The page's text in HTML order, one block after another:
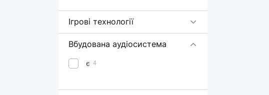
Ігрові технології
Вбудована аудіосистема
є 4